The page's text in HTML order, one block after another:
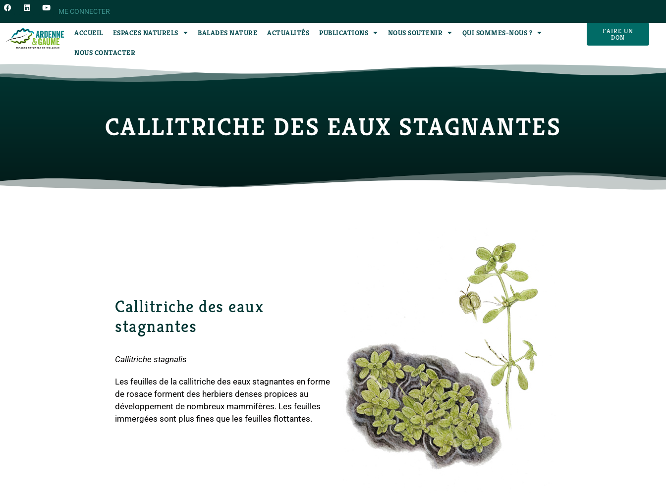
ME CONNECTER
ACCUEIL ESPACES NATURELS BALADES NATURE ACTUALITÉS PUBLICATIONS NOUS SOUTENIR QUI SOMMES-NOUS ?
NOUS CONTACTER
FAIRE UN
DON
CALLITRICHE DES EAUX STAGNANTES
Callitriche des eaux
stagnantes
Callitriche stagnalis
Les feuilles de la callitriche des eaux stagnantes en forme
de rosace forment des herbiers denses propices au
développement de nombreux mammifères. Les feuilles
immergées sont plus fines que les feuilles flottantes.